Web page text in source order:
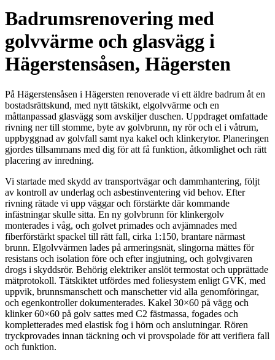
Badrumsrenovering med
golvvärme och glasvägg i
Hägerstensåsen, Hägersten
På Hägerstensåsen i Hägersten renoverade vi ett äldre badrum åt en
bostadsrättskund, med nytt tätskikt, elgolvvärme och en
måttanpassad glasvägg som avskiljer duschen. Uppdraget omfattade
rivning ner till stomme, byte av golvbrunn, ny rör och el i våtrum,
uppbyggnad av golvfall samt nya kakel och klinkerytor. Planeringen
gjordes tillsammans med dig för att få funktion, åtkomlighet och rätt
placering av inredning.
Vi startade med skydd av transportvägar och dammhantering, följt
av kontroll av underlag och asbestinventering vid behov. Efter
rivning rätade vi upp väggar och förstärkte där kommande
infästningar skulle sitta. En ny golvbrunn för klinkergolv
monterades i våg, och golvet primades och avjämnades med
fiberförstärkt spackel till rätt fall, cirka 1:150, brantare närmast
brunn. Elgolvvärmen lades på armeringsnät, slingorna mättes för
resistans och isolation före och efter ingjutning, och golvgivaren
drogs i skyddsrör. Behörig elektriker anslöt termostat och upprättade
mätprotokoll. Tätskiktet utfördes med foliesystem enligt GVK, med
uppvik, brunnsmanschett och manschetter vid alla genomföringar,
och egenkontroller dokumenterades. Kakel 30×60 på vägg och
klinker 60×60 på golv sattes med C2 fästmassa, fogades och
kompletterades med elastisk fog i hörn och anslutningar. Rören
tryckprovades innan täckning och vi provspolade för att verifiera fall
och funktion.